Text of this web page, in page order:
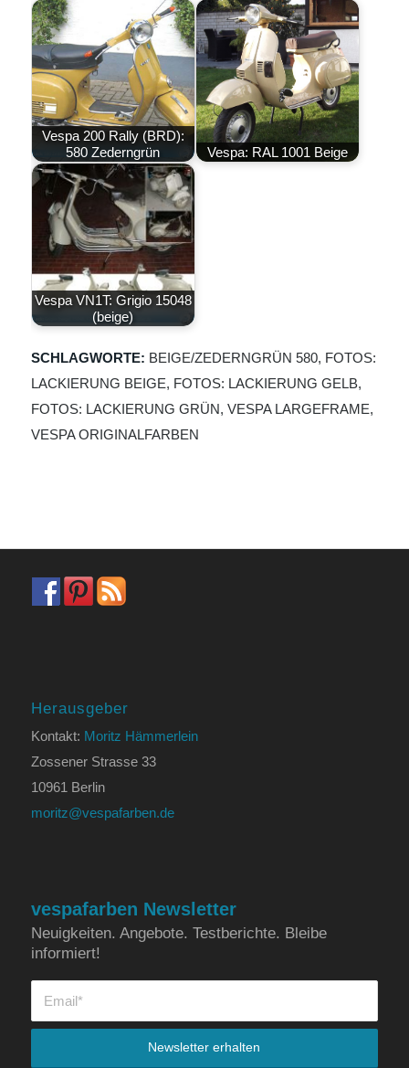
Vespa 200 Rally (BRD):
580 Zederngrün
Vespa: RAL 1001 Beige
Vespa VN1T: Grigio 15048
(beige)
SCHLAGWORTE: BEIGE/ZEDERNGRÜN 580, FOTOS:
LACKIERUNG BEIGE, FOTOS: LACKIERUNG GELB,
FOTOS: LACKIERUNG GRÜN, VESPA LARGEFRAME,
VESPA ORIGINALFARBEN
Herausgeber
Kontakt: Moritz Hämmerlein
Zossener Strasse 33
10961 Berlin
moritz@vespafarben.de
vespafarben Newsletter
Neuigkeiten. Angebote. Testberichte. Bleibe
informiert!